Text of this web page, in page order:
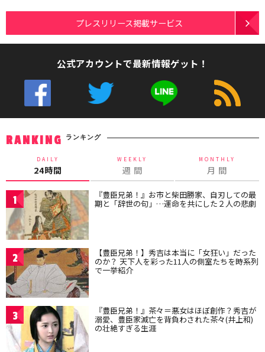
プレスリリース掲載サービス
公式アカウントで最新情報ゲット！
RANKING ランキング
DAILY
24時間
WEEKLY
週 間
MONTHLY
月 間
1 『豊臣兄弟！』お市と柴田勝家、自刃しての最
期と「辞世の句」…運命を共にした２人の悲劇
2 【豊臣兄弟！】秀吉は本当に「女狂い」だった
のか？ 天下人を彩った11人の側室たちを時系列
で一挙紹介
3 『豊臣兄弟！』茶々＝悪女はほぼ創作？秀吉が
溺愛、豊臣家滅亡を背負わされた茶々(井上和)
の壮絶すぎる生涯